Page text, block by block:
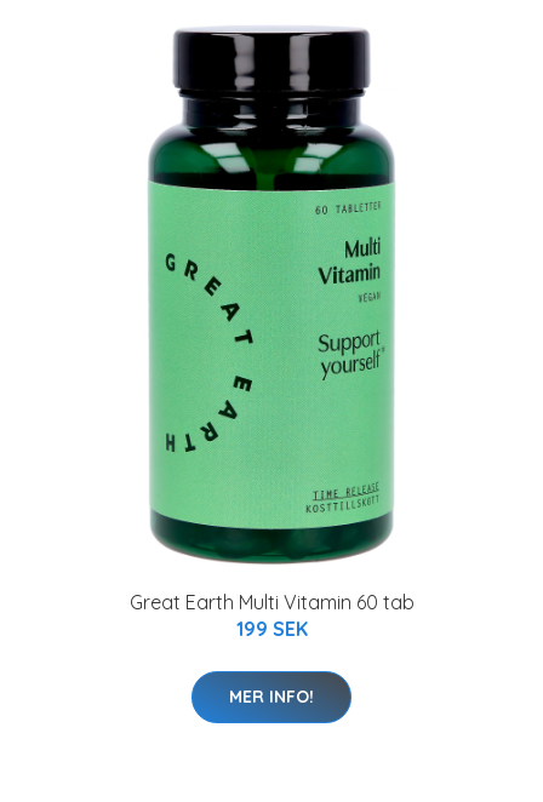
Great Earth Multi Vitamin 60 tab
199 SEK
MER INFO!